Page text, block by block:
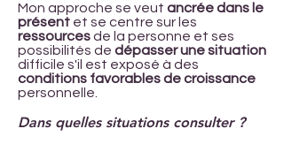
Mon approche se veut ancrée dans le
présent et se centre sur les
ressourcesde la personne et ses
possibilités de dépasser une situation
difficile s'il est exposé à des
conditions favorables de croissance
personnelle.
Dans quelles situations consulter ?